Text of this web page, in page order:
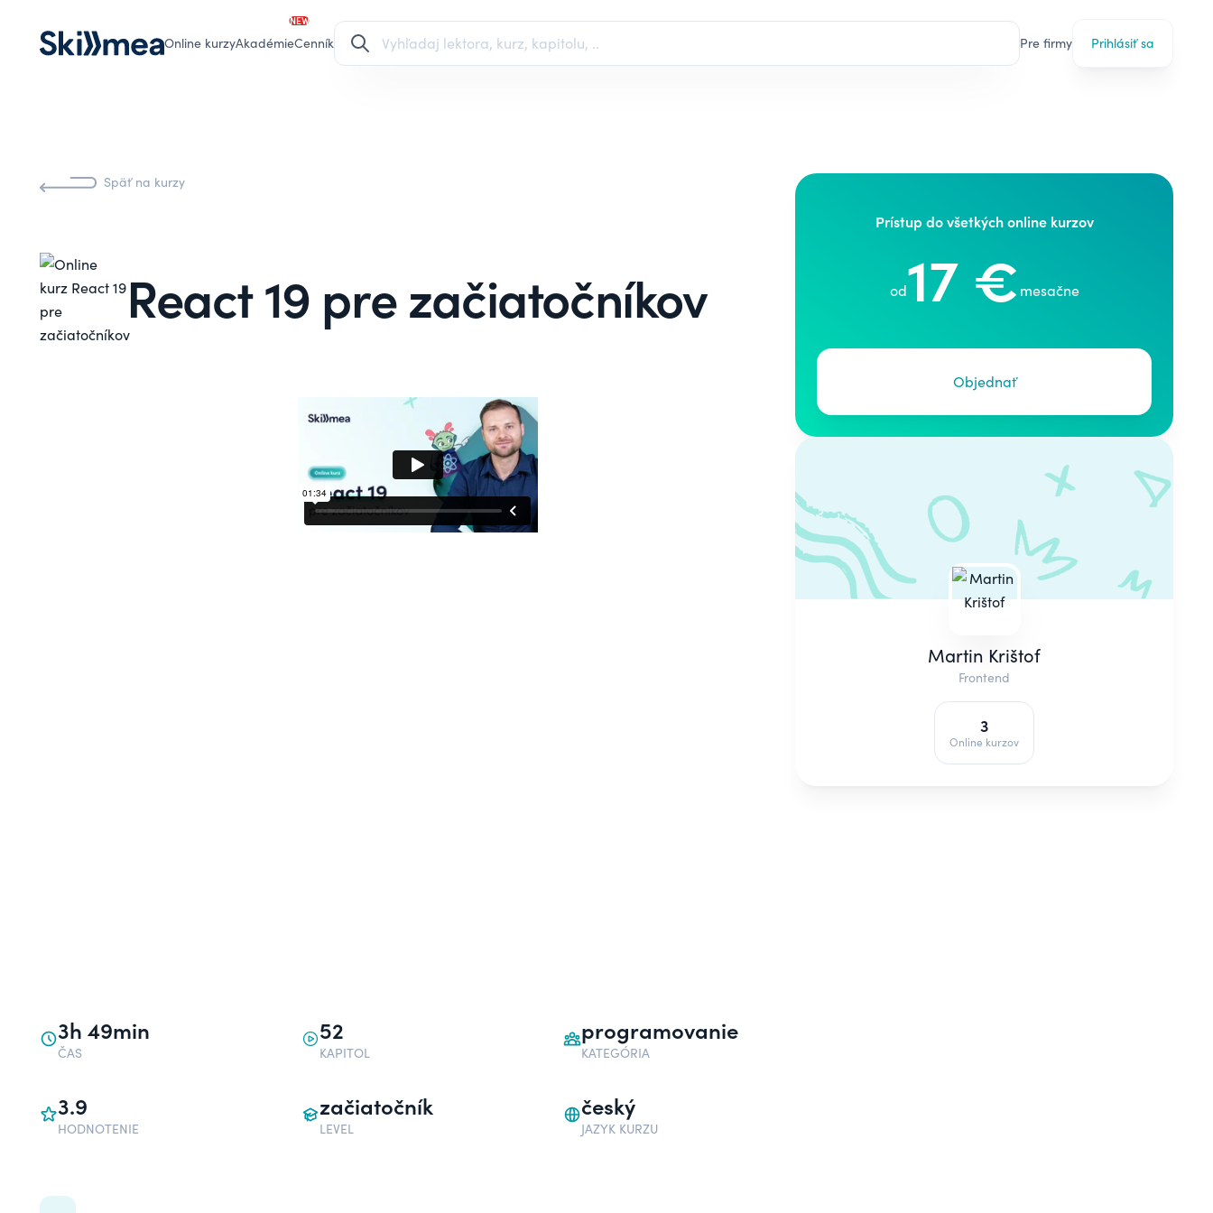
Online kurzyAkadémie
NEW
Cenník Pre firmy Prihlásiť sa
Späť na kurzy
React 19 pre začiatočníkov
3h 49min
ČAS
52
KAPITOL
programovanie
KATEGÓRIA
3.9
HODNOTENIE
začiatočník
LEVEL
český
JAZYK KURZU
Prístup do všetkých online kurzov
od17 € mesačne
Objednať
Martin Krištof
Frontend
3
Online kurzov